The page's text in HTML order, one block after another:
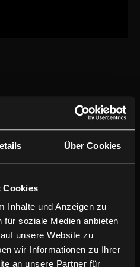
Über Cookies
Cookies
Inhalte und Anzeigen zu
für soziale Medien anbieten
unsere Website zu
wir Informationen zu Ihrer
an unsere Partner für
Wutschek, Sophie Schaller
Klebow, Roland Düringer,
Salcher, Robert Ritter,
Hans Sandhu, Katrin Butt
deUT
enUT
VOD CLUB /